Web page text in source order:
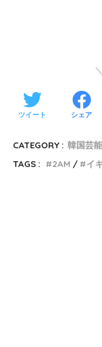
ツイート シェア
CATEGORY : 韓国芸
TAGS :
2AM イ